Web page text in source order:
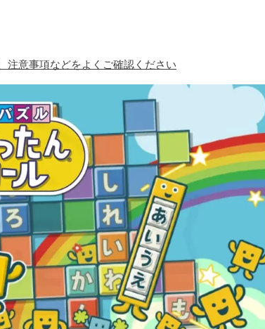
注意事項などをよくご確認ください